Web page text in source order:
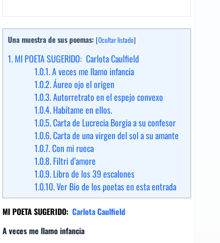
Una muestra de sus poemas: [Ocultar listado]
1.MI POETA SUGERIDO: Carlota Caulfield
1.0.1.A veces me llamo infancia
1.0.2.Áureo ojo el origen
1.0.3.Autorretrato en el espejo convexo
1.0.4.Habítame en ellos.
1.0.5.Carta de Lucrecia Borgia a su confesor
1.0.6.Carta de una virgen del sol a su amante
1.0.7.Con mi rueca
1.0.8.Filtri d’amore
1.0.9.Libro de los 39 escalones
1.0.10.Ver Bio de los poetas en esta entrada
MI POETA SUGERIDO: Carlota Caulfield
A veces me llamo infancia